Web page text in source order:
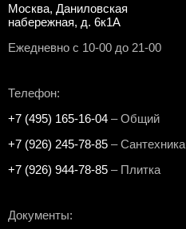
Москва, Даниловская
набережная, д. 6к1А
Ежедневно с 10-00 до 21-00
Телефон:
+7 (495) 165-16-04 – Общий
+7 (926) 245-78-85 – Сантехника
+7 (926) 944-78-85 – Плитка
Документы: